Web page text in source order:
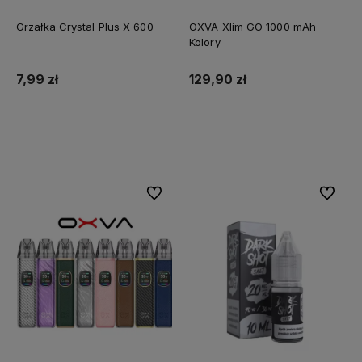
Grzałka Crystal Plus X 600
7,99 zł
OXVA Xlim GO 1000 mAh
Kolory
129,90 zł
Do ulubionych Do